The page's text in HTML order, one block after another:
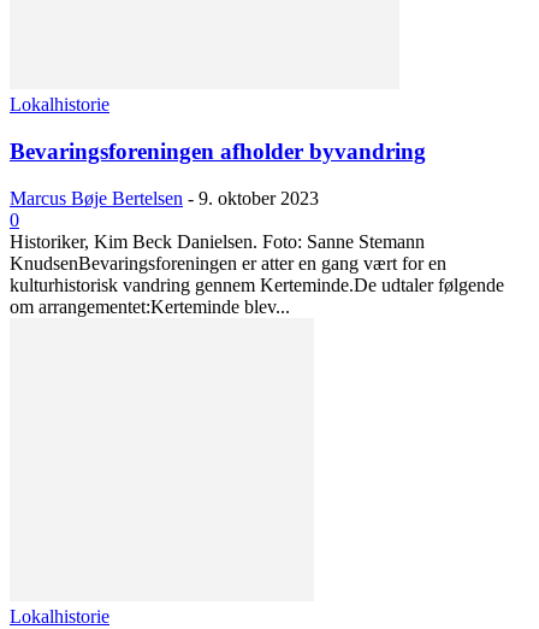
Lokalhistorie
Bevaringsforeningen afholder byvandring
Marcus Bøje Bertelsen - 9. oktober 2023
0
Historiker, Kim Beck Danielsen. Foto: Sanne Stemann
KnudsenBevaringsforeningen er atter en gang vært for en
kulturhistorisk vandring gennem Kerteminde.De udtaler følgende
om arrangementet:Kerteminde blev...
Lokalhistorie